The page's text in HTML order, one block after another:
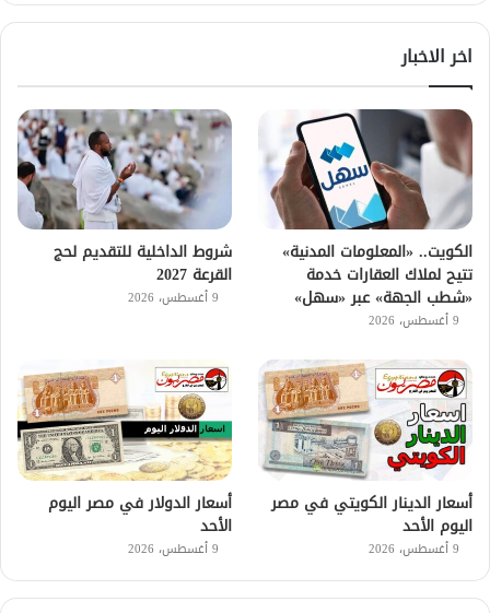
اخر الاخبار
الكويت.. «المعلومات المدنية»
تتيح لملاك العقارات خدمة
«شطب الجهة» عبر «سهل»
9 أغسطس، 2026
شروط الداخلية للتقديم لحج
القرعة 2027
9 أغسطس، 2026
أسعار الدينار الكويتي في مصر
اليوم الأحد
9 أغسطس، 2026
أسعار الدولار في مصر اليوم
الأحد
9 أغسطس، 2026